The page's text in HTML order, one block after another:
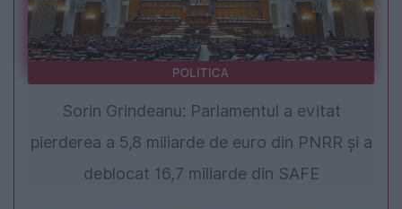
POLITICA
Sorin Grindeanu: Parlamentul a evitat
pierderea a 5,8 miliarde de euro din PNRR și a
deblocat 16,7 miliarde din SAFE